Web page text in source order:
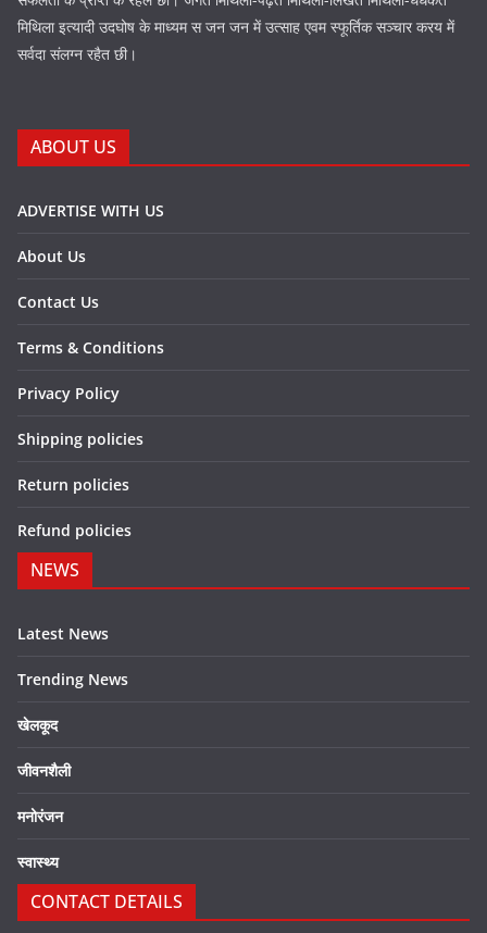
मिथिला इत्यादी उदघोष के माध्यम स जन जन में उत्साह एवम स्फूर्तिक सञ्चार करय में
सर्वदा संलग्न रहैत छी।
ABOUT US
ADVERTISE WITH US
About Us
Contact Us
Terms & Conditions
Privacy Policy
Shipping policies
Return policies
Refund policies
NEWS
Latest News
Trending News
खेलकूद
जीवनशैली
मनोरंजन
स्वास्थ्य
CONTACT DETAILS